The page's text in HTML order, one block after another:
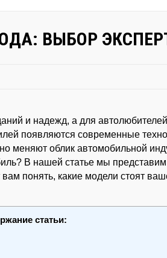
ВЫБОР
и надежд, а для
появляются современные
меняют облик автомобильной
В нашей статье мы представим
понять, какие модели стоят
статьи: